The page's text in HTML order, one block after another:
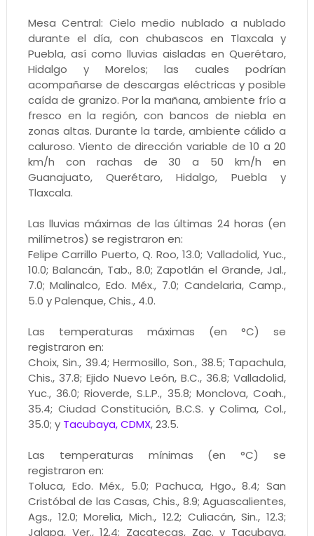
Mesa Central: Cielo medio nublado a nublado
durante el día, con chubascos en Tlaxcala y
Puebla, así como lluvias aisladas en Querétaro,
Hidalgo y Morelos; las cuales podrían
acompañarse de descargas eléctricas y posible
caída de granizo. Por la mañana, ambiente frío a
fresco en la región, con bancos de niebla en
zonas altas. Durante la tarde, ambiente cálido a
caluroso. Viento de dirección variable de 10 a 20
km/h con rachas de 30 a 50 km/h en
Guanajuato, Querétaro, Hidalgo, Puebla y
Tlaxcala.
Las lluvias máximas de las últimas 24 horas (en
milímetros) se registraron en:
Felipe Carrillo Puerto, Q. Roo, 13.0; Valladolid, Yuc.,
10.0; Balancán, Tab., 8.0; Zapotlán el Grande, Jal.,
7.0; Malinalco, Edo. Méx., 7.0; Candelaria, Camp.,
5.0 y Palenque, Chis., 4.0.
Las temperaturas máximas (en °C) se
registraron en:
Choix, Sin., 39.4; Hermosillo, Son., 38.5; Tapachula,
Chis., 37.8; Ejido Nuevo León, B.C., 36.8; Valladolid,
Yuc., 36.0; Rioverde, S.L.P., 35.8; Monclova, Coah.,
35.4; Ciudad Constitución, B.C.S. y Colima, Col.,
35.0; y Tacubaya, CDMX, 23.5.
Las temperaturas mínimas (en °C) se
registraron en:
Toluca, Edo. Méx., 5.0; Pachuca, Hgo., 8.4; San
Cristóbal de las Casas, Chis., 8.9; Aguascalientes,
Ags., 12.0; Morelia, Mich., 12.2; Culiacán, Sin., 12.3;
Jalapa, Ver., 12.4; Zacatecas, Zac. y Tacubaya,